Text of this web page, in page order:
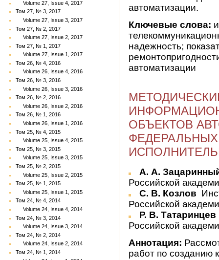
Volume 27, Issue 4, 2017
Том 27, № 3, 2017
Volume 27, Issue 3, 2017
Том 27, № 2, 2017
Volume 27, Issue 2, 2017
Том 27, № 1, 2017
Volume 27, Issue 1, 2017
Том 26, № 4, 2016
Volume 26, Issue 4, 2016
Том 26, № 3, 2016
Volume 26, Issue 3, 2016
Том 26, № 2, 2016
Volume 26, Issue 2, 2016
Том 26, № 1, 2016
Volume 26, Issue 1, 2016
Том 25, № 4, 2015
Volume 25, Issue 4, 2015
Том 25, № 3, 2015
Volume 25, Issue 3, 2015
Том 25, № 2, 2015
Volume 25, Issue 2, 2015
Том 25, № 1, 2015
Volume 25, Issue 1, 2015
Том 24, № 4, 2014
Volume 24, Issue 4, 2014
Том 24, № 3, 2014
Volume 24, Issue 3, 2014
Том 24, № 2, 2014
Volume 24, Issue 2, 2014
Том 24, № 1, 2014
автоматизации.
Ключевые слова:
надежность;
автоматизации
ОБЪЕКТОВ
А. А.
Российской
С. В. Козлов
Российской
Р. В. Татаринцев
Российской
Аннотация:
работ по созданию